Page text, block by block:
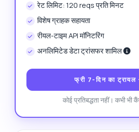
रेट लिमिट: 120 reqs प्रति मिनट
विशेष ग्राहक सहायता
रीयल-टाइम API मॉनिटरिंग
अनलिमिटेड डेटा ट्रांसफर शामिल
फ्री 7-दिन का ट्रायल
कोई प्रतिबद्धता नहीं। कभी